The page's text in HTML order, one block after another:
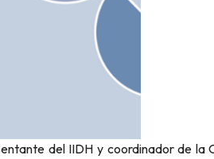
del IIDH y coordinador de